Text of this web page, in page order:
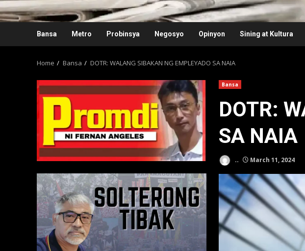
Bansa Metro Probinsya Negosyo Opinyon Sining at Kultura
Home Bansa DOTR: WALANG SIBAKAN NG EMPLEYADO SA NAIA
Bansa
DOTR:
SA NAIA
.. March 11, 2024